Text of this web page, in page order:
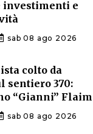
investimenti e
sab 08 ago 2026
colto da
sentiero 370:
“Gianni” Flaim
sab 08 ago 2026